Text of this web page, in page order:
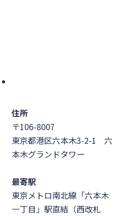
住所
〒106-8007
東京都港区六本木3-2-1 六
本木グランドタワー
最寄駅
東京メトロ南北線「六本木
一丁目」駅直結（西改札